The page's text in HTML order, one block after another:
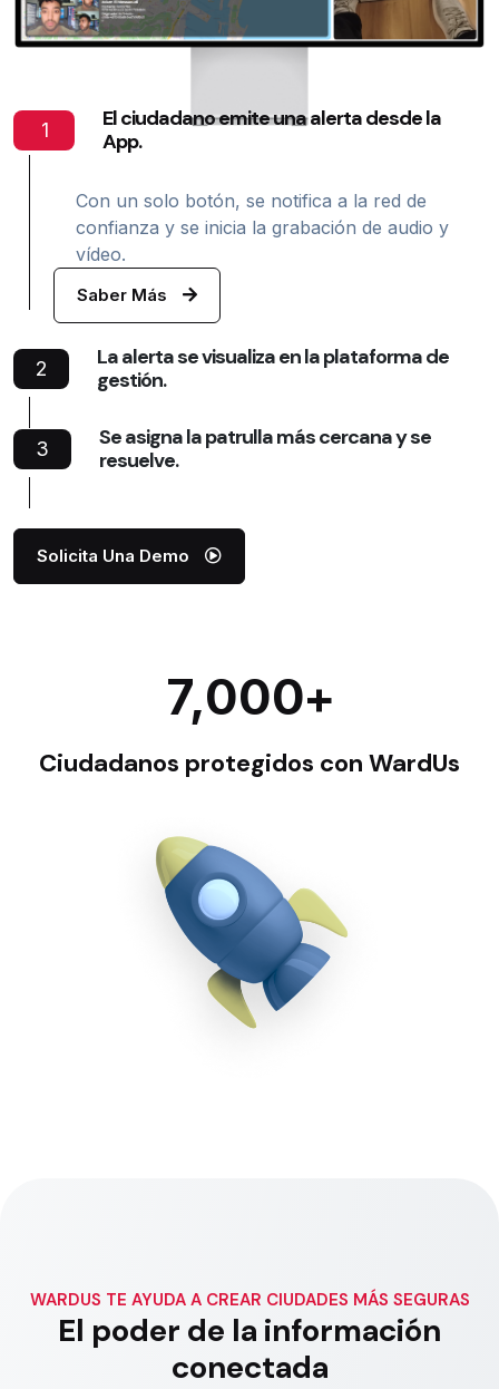
1
El ciudadano emite una alerta desde la
App.
Con un solo botón, se notifica a la red de
confianza y se inicia la grabación de audio y
vídeo.
Saber Más
2
La alerta se visualiza en la plataforma de
gestión.
3
Se asigna la patrulla más cercana y se
resuelve.
Solicita Una Demo
7,000+
Ciudadanos protegidos con WardUs
WARDUS TE AYUDA A CREAR CIUDADES MÁS SEGURAS
El poder de la información
conectada